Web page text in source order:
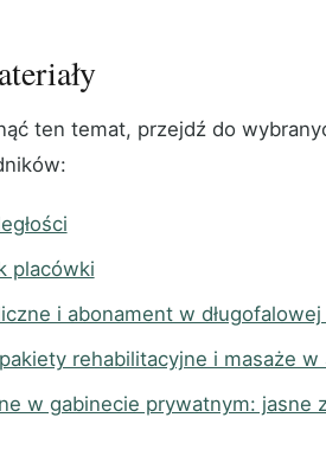
ten temat, przejdź do
placówki
i abonament w
rehabilitacyjne i masaże
w gabinecie prywatnym: jasne